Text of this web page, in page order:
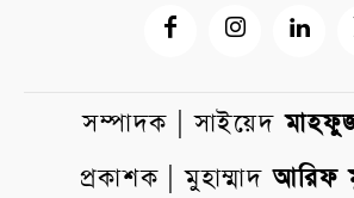
সম্পাদক | সাইয়েদ
প্রকাশক | মুহাম্মাদআরিফ